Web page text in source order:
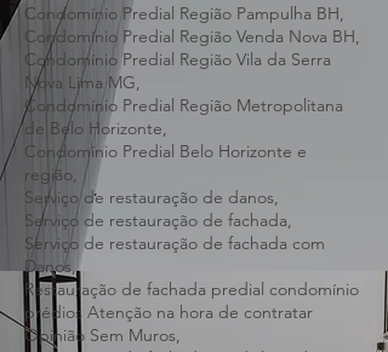
Condomínio Predial Região Norte BH,
Condomínio Predial Região Oeste BH,
Condomínio Predial Região Pampulha BH,
Condomínio Predial Região Venda Nova BH,
Condomínio Predial Região Vila da Serra
Nova Lima MG,
Condomínio Predial Região Metropolitana
de Belo Horizonte,
Condomínio Predial Belo Horizonte e
região,
Serviço de restauração de danos,
Serviço de restauração de fachada,
Serviço de restauração de fachada com
Danos,
Restauração de fachada predial condomínio